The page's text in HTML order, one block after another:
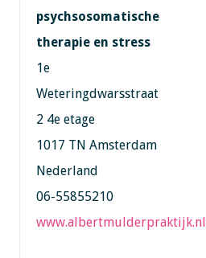
psychsosomatische
therapie en stress
1e
Weteringdwarsstraat
2 4e etage
1017 TN Amsterdam
Nederland
06-55855210
www.albertmulderpraktijk.nl